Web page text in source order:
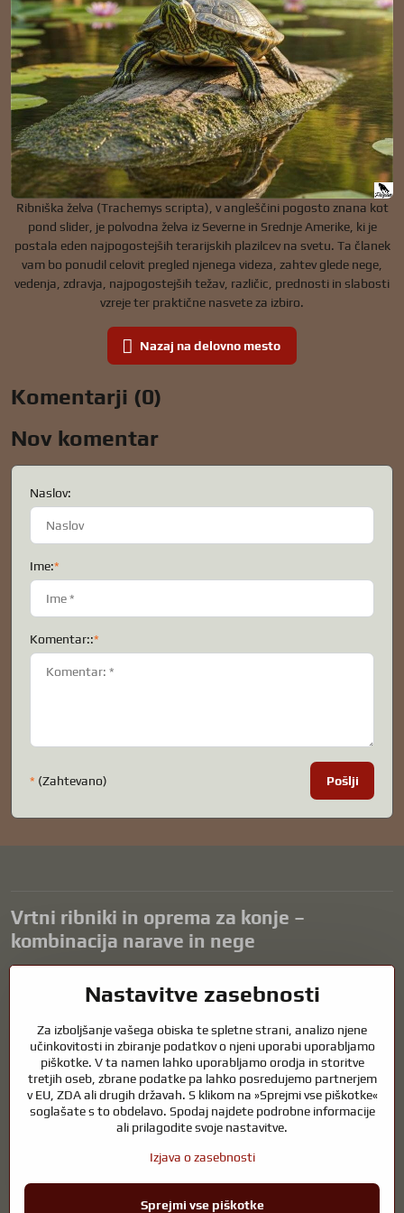
Ribniška želva (Trachemys scripta), v angleščini pogosto znana kot
pond slider, je polvodna želva iz Severne in Srednje Amerike, ki je
postala eden najpogostejših terarijskih plazilcev na svetu. Ta članek
vam bo ponudil celovit pregled njenega videza, zahtev glede nege,
vedenja, zdravja, najpogostejših težav, različic, prednosti in slabosti
vzreje ter praktične nasvete za izbiro.
Nazaj na delovno mesto
Komentarji (0)
Nov komentar
Naslov:
Ime:*
Komentar::*
* (Zahtevano) Pošlji
Vrtni ribniki in oprema za konje –
kombinacija narave in nege
harmonično okolje za sprostitev in življenje vodnih živali. Pravilna
čisto vodo in zdrav ribnik skozi vse leto. Enako pomembna je skrb za
živali, ki so del našega življenja.
Konji potrebujejo kakovostno jahalno opremo, pravilno prehrano in
odgovorno nego, da so zdravi, močni in zadovoljni. Ne glede na to, ali
gre za opremo za jahače, rejce ali ljubitelje narave, je cilj ustvariti
okolje, ki podpira naravno ravnovesje, varnost in dobro počutje živali
Nastavitve zasebnosti
Za izboljšanje vašega obiska te spletne strani, analizo njene
učinkovitosti in zbiranje podatkov o njeni uporabi uporabljamo
piškotke. V ta namen lahko uporabljamo orodja in storitve
tretjih oseb, zbrane podatke pa lahko posredujemo partnerjem
v EU, ZDA ali drugih državah. S klikom na »Sprejmi vse piškotke«
soglašate s to obdelavo. Spodaj najdete podrobne informacije
ali prilagodite svoje nastavitve.
Izjava o zasebnosti
Sprejmi vse piškotke